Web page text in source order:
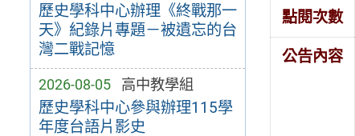
歷史學科中心辦理《終戰那一
天》紀錄片專題－被遺忘的台
灣二戰記憶
2026-08-05 高中教學組
歷史學科中心參與辦理115學
年度台語片影史
點閱次數
公告內容